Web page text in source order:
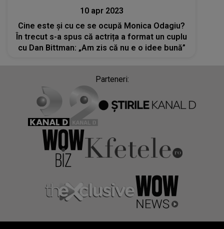
10 apr 2023
Cine este și cu ce se ocupă Monica Odagiu?
În trecut s-a spus că actrița a format un cuplu
cu Dan Bittman: „Am zis că nu e o idee bună”
Parteneri: